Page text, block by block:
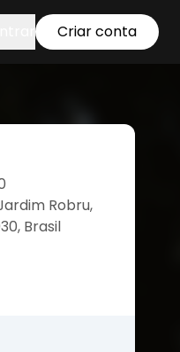
Criar conta
Robru,
Brasil